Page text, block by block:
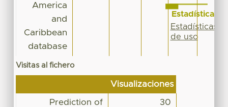
America
and
Caribbean
database
Visitas al fichero
Visualizaciones
Prediction of
30
Estadísticas
Estadísticas
de uso